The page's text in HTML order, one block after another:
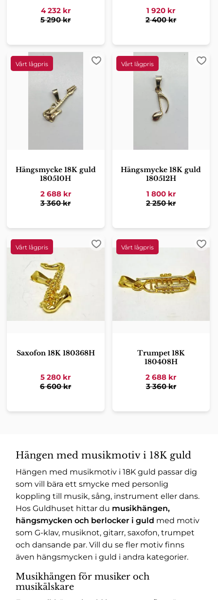
4 232kr
5 290kr
1 920 kr
2 400kr
Hängsmycke 18K guld
180510H
2 688kr
3 360kr
Lägg till i favoriter
Hängsmycke 18K guld
180512H
1 800kr
2 250kr
Saxofon 18K 180368H
5 280 kr
6 600kr
Lägg till i favoriter
Trumpet 18K
180408H
2 688 kr
3 360kr
Hängen med musikmotiv i 18K guld
Hängen med musikmotiv i 18K guld passar dig
som vill bära ett smycke med personlig
koppling till musik, sång, instrument eller dans.
Hos Guldhuset hittar du musikhängen,
hängsmycken och berlocker i guld med motiv
som G-klav, musiknot, gitarr, saxofon, trumpet
och dansande par. Vill du se fler motiv finns
även hängsmycken i guld i andra kategorier.
Musikhängen för musiker och
musikälskare